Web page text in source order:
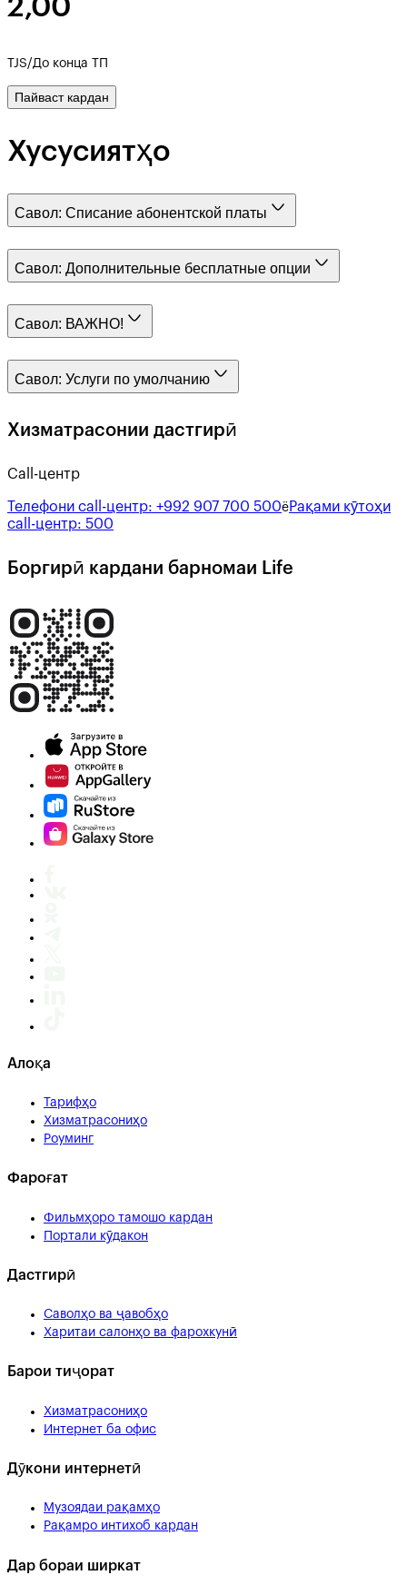
2,00
TJS/До конца ТП
Пайваст кардан
Хусусиятҳо
Савол: Списание абонентской платы
Савол: Дополнительные бесплатные опции
Савол: ВАЖНО!
Савол: Услуги по умолчанию
Хизматрасонии дастгирӣ
Call-центр
Телефони call-центр: +992 907 700 500ёРақами кӯтоҳи
call-центр: 500
Боргирӣ кардани барномаи Life
Алоқа
Тарифҳо
Хизматрасониҳо
Роуминг
Фароғат
Фильмҳоро тамошо кардан
Портали кӯдакон
Дастгирӣ
Саволҳо ва ҷавобҳо
Харитаи салонҳо ва фарохкунӣ
Барои тиҷорат
Хизматрасониҳо
Интернет ба офис
Дӯкони интернетӣ
Музоядаи рақамҳо
Рақамро интихоб кардан
Дар бораи ширкат